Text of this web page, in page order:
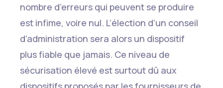
nombre d’erreurs qui peuvent se produire
est infime, voire nul. L’élection d’un conseil
d’administration sera alors un dispositif
plus fiable que jamais. Ce niveau de
sécurisation élevé est surtout dû aux